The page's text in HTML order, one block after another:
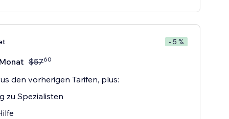
- 5 %
$5760
den vorherigen Tarifen, plus:
zu Spezialisten